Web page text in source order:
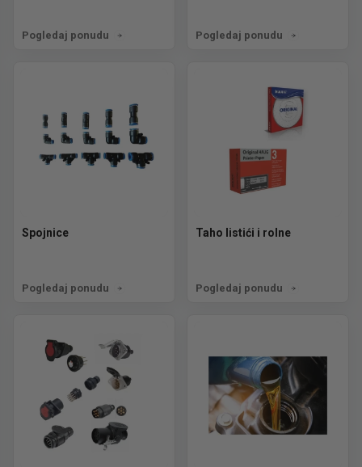
Pogledaj ponudu Pogledaj ponudu
Spojnice
Pogledaj ponudu
Taho listići i rolne
Pogledaj ponudu